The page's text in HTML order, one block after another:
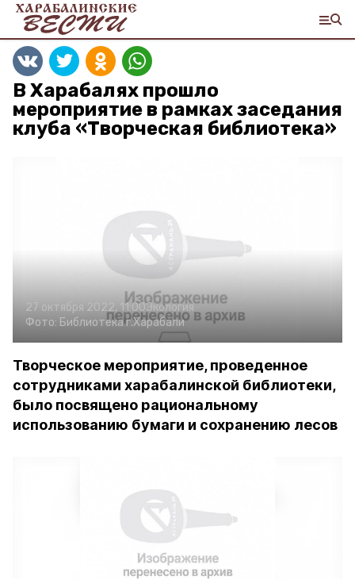
В Харабалях прошло
мероприятие в рамках заседания
клуба «Творческая библиотека»
27 октября 2022, 11:00Экология
Фото: Библиотека г.Харабали
Творческое мероприятие, проведенное
сотрудниками харабалинской библиотеки,
было посвящено рациональному
использованию бумаги и сохранению лесов